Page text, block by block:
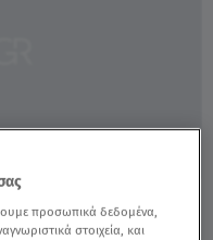
Προβλέψεις
προσωπικά δεδομένα,
στοιχεία, και